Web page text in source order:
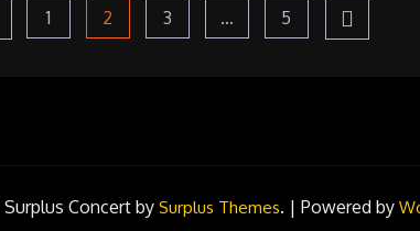
Page
1 Page
2 Page
3 … Page
5
Surplus Concert bySurplus Themes. |Powered by